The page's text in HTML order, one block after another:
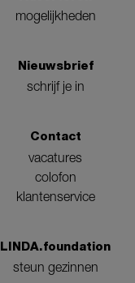
mogelijkheden
Nieuwsbrief
schrijf je in
Contact
vacatures
colofon
klantenservice
LINDA.foundation
steun gezinnen